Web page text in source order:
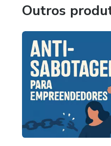
- Marketing Digital
- Nichos
- Seo
- Seguimentações
Outros